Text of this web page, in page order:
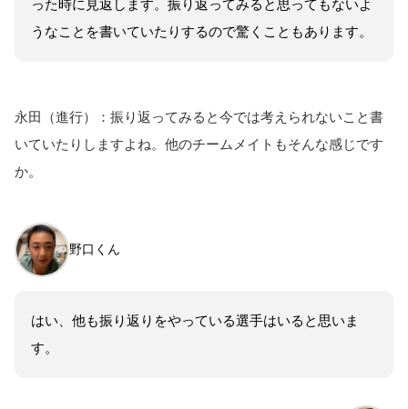
った時に見返します。振り返ってみると思ってもないよ
うなことを書いていたりするので驚くこともあります。
永田（進行）：振り返ってみると今では考えられないこと書
いていたりしますよね。他のチームメイトもそんな感じです
か。
はい、他も振り返りをやっている選手はいると思いま
す。
野口くん